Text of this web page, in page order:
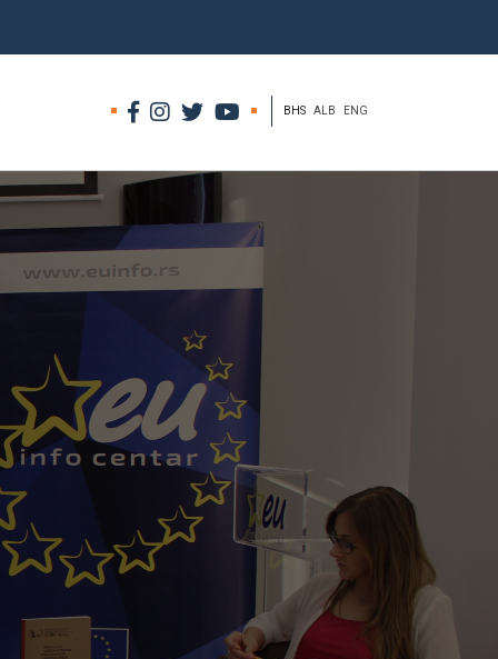
BHS ALB ENG